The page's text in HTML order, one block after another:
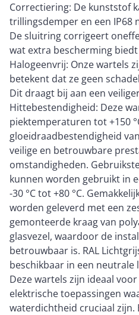
Correctiering: De kunststof
trillingsdemper en een IP68
De sluitring corrigeert
wat extra bescherming
Halogeenvrij: Onze wartels
betekent dat ze geen
Dit draagt bij aan een
Hittebestendigheid: Deze
piektemperaturen tot +150
gloeidraadbestendigheid
veilige en betrouwbare
omstandigheden.
kunnen worden gebruikt in
-30 °C tot +80 °C.
worden geleverd met een
gemonteerde kraag van
glasvezel, waardoor de
betrouwbaar is. RAL
beschikbaar in een neutrale
Deze wartels zijn ideaal
elektrische toepassingen
waterdichtheid cruciaal zijn.